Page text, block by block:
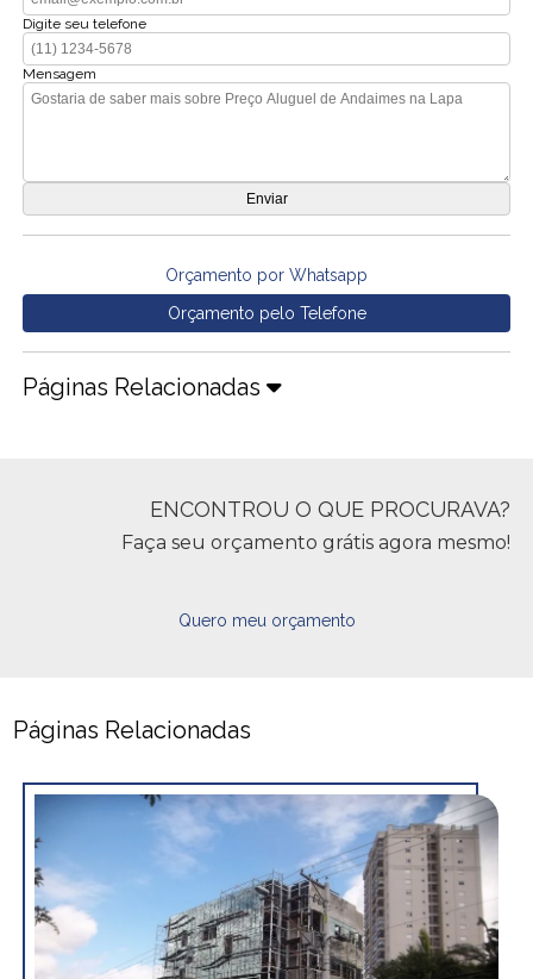
Digite seu telefone
Mensagem
Orçamento por Whatsapp
Orçamento pelo Telefone
Páginas Relacionadas
ENCONTROU O QUE PROCURAVA?
Faça seu orçamento grátis agora mesmo!
Quero meu orçamento
Páginas Relacionadas